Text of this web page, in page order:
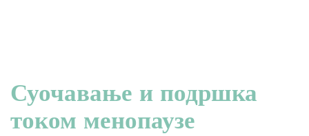
Суочавање и подршка
током менопаузе